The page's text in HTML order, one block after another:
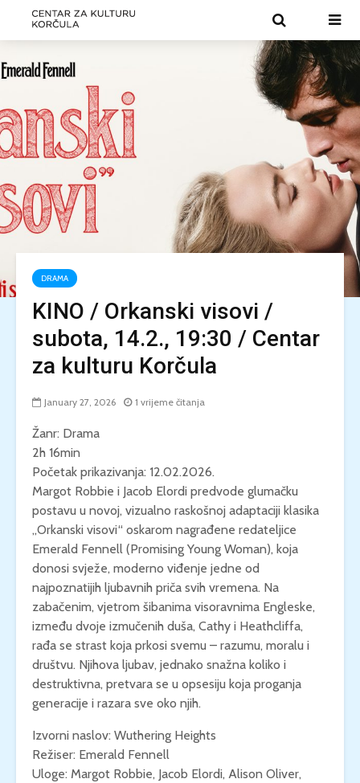
DRAMA
KINO / Orkanski visovi /
subota, 14.2., 19:30 / Centar
za kulturu Korčula
January 27, 2026 1 vrijeme čitanja
Žanr: Drama
2h 16min
Početak prikazivanja: 12.02.2026.
Margot Robbie i Jacob Elordi predvode glumačku
postavu u novoj, vizualno raskošnoj adaptaciji klasika
„Orkanski visovi“ oskarom nagrađene redateljice
Emerald Fennell (Promising Young Woman), koja
donosi svježe, moderno viđenje jedne od
najpoznatijih ljubavnih priča svih vremena. Na
zabačenim, vjetrom šibanima visoravnima Engleske,
između dvoje izmučenih duša, Cathy i Heathcliffa,
rađa se strast koja prkosi svemu – razumu, moralu i
društvu. Njihova ljubav, jednako snažna koliko i
destruktivna, pretvara se u opsesiju koja proganja
generacije i razara sve oko njih.
Izvorni naslov: Wuthering Heights
Režiser: Emerald Fennell
Uloge: Margot Robbie, Jacob Elordi, Alison Oliver,